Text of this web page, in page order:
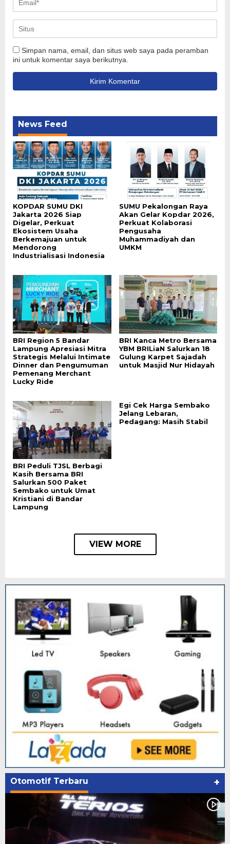
Simpan nama, email, dan situs web saya pada peramban
ini untuk komentar saya berikutnya.
News Feed
KOPDAR SUMU DKI
Jakarta 2026 Siap
Digelar, Perkuat
Ekosistem Usaha
Berkemajuan untuk
Mendorong
Industrialisasi Indonesia
SUMU Pekalongan Raya
Akan Gelar Kopdar 2026,
Perkuat Kolaborasi
Pengusaha
Muhammadiyah dan
UMKM
BRI Region 5 Bandar
Lampung Apresiasi Mitra
Strategis Melalui Intimate
Dinner dan Pengumuman
Pemenang Merchant
Lucky Ride
BRI Kanca Metro Bersama
YBM BRILiaN Salurkan 18
Gulung Karpet Sajadah
untuk Masjid Nur Hidayah
BRI Peduli TJSL Berbagi
Kasih Bersama BRI
Salurkan 500 Paket
Sembako untuk Umat
Kristiani di Bandar
Lampung
Egi Cek Harga Sembako
Jelang Lebaran,
Pedagang: Masih Stabil
VIEW MORE
Otomotif Terbaru +